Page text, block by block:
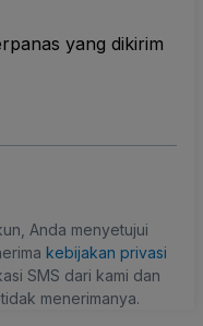
yang dikirim
Anda menyetujui
kebijakan privasi
SMS dari kami dan
menerimanya.